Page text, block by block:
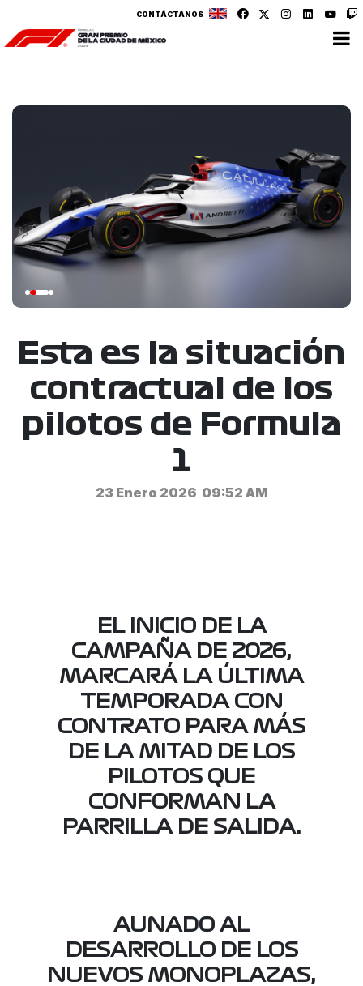
CONTÁCTANOS
Esta es la situación
contractual de los
pilotos de Formula
1
23 Enero 2026 09:52 AM
EL INICIO DE LA
CAMPAÑA DE 2026,
MARCARÁ LA ÚLTIMA
TEMPORADA CON
CONTRATO PARA MÁS
DE LA MITAD DE LOS
PILOTOS QUE
CONFORMAN LA
PARRILLA DE SALIDA.
AUNADO AL
DESARROLLO DE LOS
NUEVOS MONOPLAZAS,